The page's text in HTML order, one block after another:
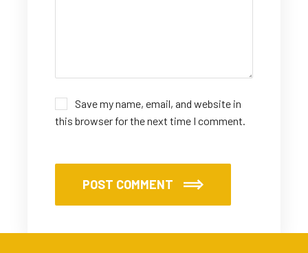
Save my name, email, and website in
this browser for the next time I comment.
POST COMMENT